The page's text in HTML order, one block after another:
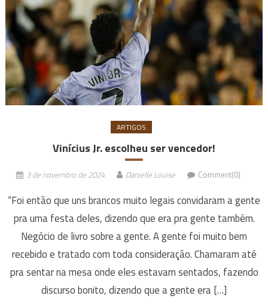
ARTIGOS
Vinícius Jr. escolheu ser vencedor!
3 de novembro de 2024 Danielle Louise Comment(0)
“Foi então que uns brancos muito legais convidaram a gente
pra uma festa deles, dizendo que era pra gente também.
Negócio de livro sobre a gente. A gente foi muito bem
recebido e tratado com toda consideração. Chamaram até
pra sentar na mesa onde eles estavam sentados, fazendo
discurso bonito, dizendo que a gente era […]